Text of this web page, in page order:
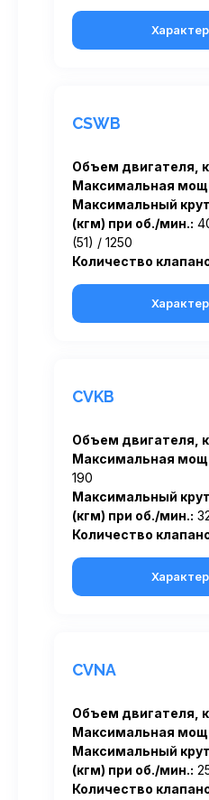
CSWB
Объем двигателя,
Максимальная
Максимальный
(кгм) при об./мин.:
(51) / 1250
Количество
CVKB
Объем двигателя,
Максимальная
190
Максимальный
(кгм) при об./мин.:
Количество
CVNA
Объем двигателя,
Максимальная
Максимальный
(кгм) при об./мин.:
Количество